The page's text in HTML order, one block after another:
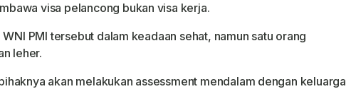
visa pelancong bukan visa kerja.
PMI tersebut dalam keadaan sehat, namun satu orang
leher.
akan melakukan assessment mendalam dengan keluarga